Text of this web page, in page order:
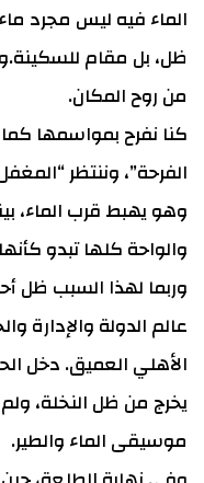
الماء فيه ليس مجرد
ظل، بل مقام
من روح المكان.
كنا نفرح بمواسمها
الفرحة”، وننتظر
وهو يهبط قرب الماء،
والواحة كلها تبدو
وربما لهذا السبب ظل
عالم الدولة والإدارة
الأهلي العميق. دخل
يخرج من ظل النخلة،
موسيقى الماء والطير.